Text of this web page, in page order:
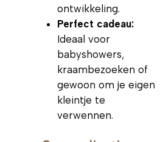
ontwikkeling.
Perfect cadeau:
Ideaal voor
babyshowers,
kraambezoeken of
gewoon om je eigen
kleintje te
verwennen.